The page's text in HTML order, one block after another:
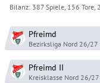
Bilanz: 387 Spiele, 156 Tore,
Pfreimd
Bezirksliga Nord 26/27
Pfreimd II
Kreisklasse Nord 26/27